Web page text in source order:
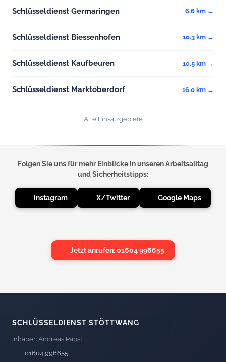
Schlüsseldienst Germaringen 6.6 km →
Schlüsseldienst Biessenhofen 10.3 km →
Schlüsseldienst Kaufbeuren 10.5 km →
Schlüsseldienst Marktoberdorf 16.0 km →
Alle Einsatzgebiete
Folgen Sie uns für mehr Einblicke in unseren Arbeitsalltag
und Sicherheitstipps:
Instagram X/Twitter Google Maps
Jetzt anrufen: 01604 996655
SCHLÜSSELDIENST STÖTTWANG
Inhaber: Andreas Pabst
01604 996655